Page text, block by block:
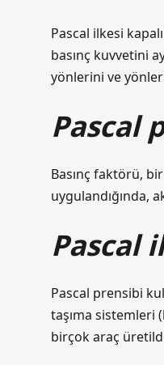
Pascal ilkesi
basınç kuvvetini
yönlerini ve
Pascal
Basınç faktörü,
uygulandığında,
Pascal
Pascal prensibi
taşıma sistemleri
birçok araç